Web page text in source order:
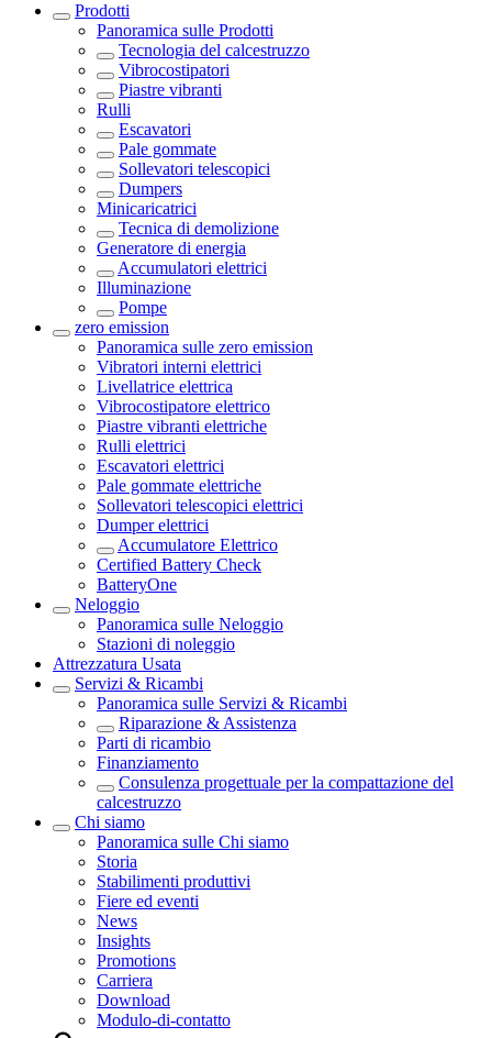
Prodotti
Panoramica sulle Prodotti
Tecnologia del calcestruzzo
Vibrocostipatori
Piastre vibranti
Rulli
Escavatori
Pale gommate
Sollevatori telescopici
Dumpers
Minicaricatrici
Tecnica di demolizione
Generatore di energia
Accumulatori elettrici
Illuminazione
Pompe
zero emission
Panoramica sulle zero emission
Vibratori interni elettrici
Livellatrice elettrica
Vibrocostipatore elettrico
Piastre vibranti elettriche
Rulli elettrici
Escavatori elettrici
Pale gommate elettriche
Sollevatori telescopici elettrici
Dumper elettrici
Accumulatore Elettrico
Certified Battery Check
BatteryOne
Neloggio
Panoramica sulle Neloggio
Stazioni di noleggio
Attrezzatura Usata
Servizi & Ricambi
Panoramica sulle Servizi & Ricambi
Riparazione & Assistenza
Parti di ricambio
Finanziamento
Consulenza progettuale per la compattazione del
calcestruzzo
Chi siamo
Panoramica sulle Chi siamo
Storia
Stabilimenti produttivi
Fiere ed eventi
News
Insights
Promotions
Carriera
Download
Modulo-di-contatto